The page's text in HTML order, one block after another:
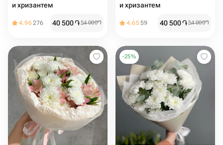
и хризантем
4.96276 40 500֏54 000֏
и хризантем
4.6559 40 500֏54 000֏
-25%